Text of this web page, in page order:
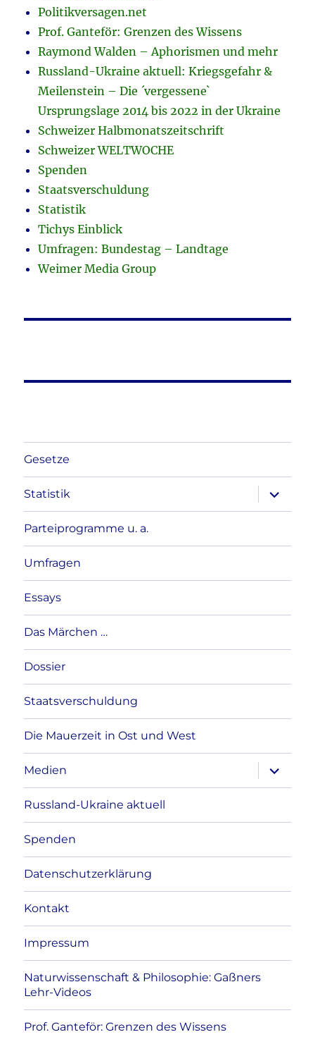
Politikversagen.net
Prof. Ganteför: Grenzen des Wissens
Raymond Walden – Aphorismen und mehr
Russland-Ukraine aktuell: Kriegsgefahr &
Meilenstein – Die ´vergessene`
Ursprungslage 2014 bis 2022 in der Ukraine
Schweizer Halbmonatszeitschrift
Schweizer WELTWOCHE
Spenden
Staatsverschuldung
Statistik
Tichys Einblick
Umfragen: Bundestag – Landtage
Weimer Media Group
Gesetze
Statistik
anzeigen
Parteiprogramme u. a.
Umfragen
Essays
Das Märchen …
Dossier
Staatsverschuldung
Die Mauerzeit in Ost und West
Medien
anzeigen
Russland-Ukraine aktuell
Spenden
Datenschutzerklärung
Kontakt
Impressum
Naturwissenschaft & Philosophie: Gaßners
Lehr-Videos
Prof. Ganteför: Grenzen des Wissens